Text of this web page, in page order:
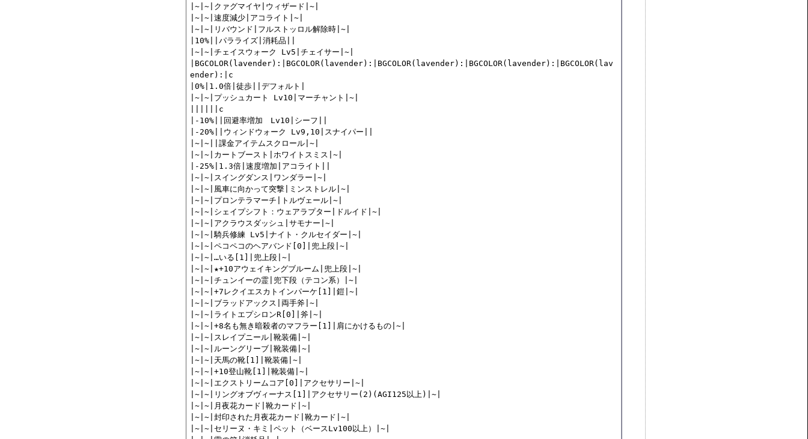
|~|~|クァグマイヤ|ウィザード|~|
|~|~|速度減少|アコライト|~|
|~|~|リバウンド|フルストッロル解除時|~|
|10%||パラライズ|消耗品||
|~|~|チェイスウォーク Lv5|チェイサー|~|
|BGCOLOR(lavender):|BGCOLOR(lavender):|BGCOLOR(lavender):|BGCOLOR(lavender):|BGCOLOR(lav
ender):|c
|0%|1.0倍|徒歩||デフォルト|
|~|~|プッシュカート Lv10|マーチャント|~|
||||||c
|-10%||回避率増加　Lv10|シーフ||
|-20%||ウィンドウォーク Lv9,10|スナイパー||
|~|~||課金アイテムスクロール|~|
|~|~|カートブースト|ホワイトスミス|~|
|-25%|1.3倍|速度増加|アコライト||
|~|~|スイングダンス|ワンダラー|~|
|~|~|風車に向かって突撃|ミンストレル|~|
|~|~|プロンテラマーチ|トルヴェール|~|
|~|~|シェイプシフト：ウェアラプター|ドルイド|~|
|~|~|アクラウスダッシュ|サモナー|~|
|~|~|騎兵修練 Lv5|ナイト・クルセイダー|~|
|~|~|ペコペコのヘアバンド[0]|兜上段|~|
|~|~|…いる[1]|兜上段|~|
|~|~|★+10アウェイキングブルーム|兜上段|~|
|~|~|チュンイーの霊|兜下段（テコン系）|~|
|~|~|+7レクイエスカトインパーケ[1]|鎧|~|
|~|~|ブラッドアックス|両手斧|~|
|~|~|ライトエプシロンR[0]|斧|~|
|~|~|+8名も無き暗殺者のマフラー[1]|肩にかけるもの|~|
|~|~|スレイプニール|靴装備|~|
|~|~|ルーングリーブ|靴装備|~|
|~|~|天馬の靴[1]|靴装備|~|
|~|~|+10登山靴[1]|靴装備|~|
|~|~|エクストリームコア[0]|アクセサリー|~|
|~|~|リングオブヴィーナス[1]|アクセサリー(2)(AGI125以上)|~|
|~|~|月夜花カード|靴カード|~|
|~|~|封印された月夜花カード|靴カード|~|
|~|~|セリーヌ・キミ|ペット（ベースLv100以上）|~|